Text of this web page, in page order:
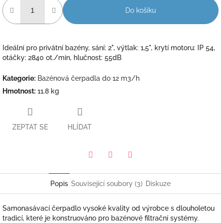
Do košíku
Ideální pro privátní bazény, sání: 2", výtlak: 1,5", krytí motoru: IP 54,
otáčky: 2840 ot./min, hlučnost: 55dB
Kategorie: Bazénová čerpadla do 12 m3/h
Hmotnost: 11.8 kg
ZEPTAT SE HLÍDAT
Popis Související soubory (3) Diskuze
Samonasávací čerpadlo vysoké kvality od výrobce s dlouholetou
tradicí, které je konstruováno pro bazénové filtrační systémy.